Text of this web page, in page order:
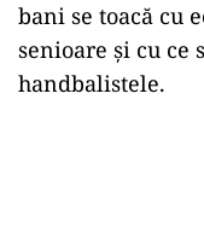
bani se toacă cu
senioare și cu ce
handbalistele.